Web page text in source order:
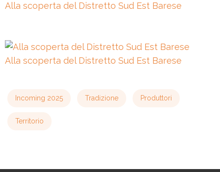
Alla scoperta del Distretto Sud Est Barese
Alla scoperta del Distretto Sud Est Barese
Incoming 2025 Tradizione Produttori
Territorio